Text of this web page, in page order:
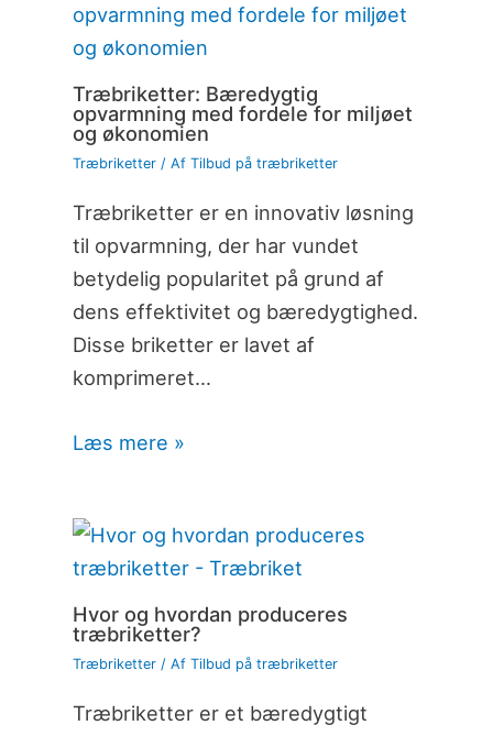
Træbriketter: Bæredygtig
opvarmning med fordele for miljøet
og økonomien
Træbriketter/ Af Tilbud på træbriketter
Træbriketter er en innovativ løsning
til opvarmning, der har vundet
betydelig popularitet på grund af
dens effektivitet og bæredygtighed.
Disse briketter er lavet af
komprimeret…
Læs mere »
Hvor og hvordan produceres
træbriketter?
Træbriketter/ Af Tilbud på træbriketter
Træbriketter er et bæredygtigt